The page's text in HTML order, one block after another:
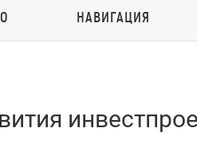
НАВИГАЦИЯ